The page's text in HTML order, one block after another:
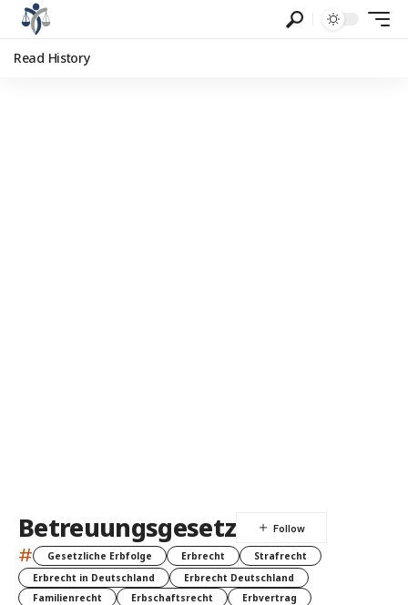
Read History
Betreuungsgesetz
# Gesetzliche Erbfolge Erbrecht
Strafrecht
Erbrecht in Deutschland
Erbrecht Deutschland
Familienrecht
Erbschaftsrecht
Erbvertrag